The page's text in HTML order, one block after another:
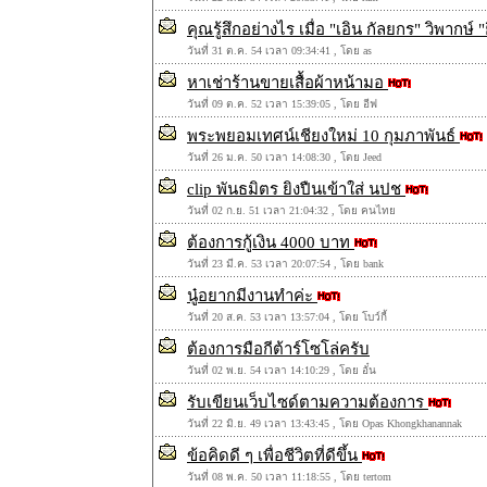
คุณรู้สึกอย่างไร เมื่อ "เอิน กัลยกร" วิพาก
วันที่ 31 ต.ค. 54 เวลา 09:34:41 , โดย as
หาเช่าร้านขายเสื้อผ้าหน้ามอ
วันที่ 09 ต.ค. 52 เวลา 15:39:05 , โดย อีฟ
พระพยอมเทศน์เชียงใหม่ 10 กุมภาพันธ์
วันที่ 26 ม.ค. 50 เวลา 14:08:30 , โดย Jeed
clip พันธมิตร ยิงปืนเข้าใส่ นปช
วันที่ 02 ก.ย. 51 เวลา 21:04:32 , โดย คนไทย
ต้องการกู้เงิน 4000 บาท
วันที่ 23 มี.ค. 53 เวลา 20:07:54 , โดย bank
นู๋อยากมีงานทำค่ะ
วันที่ 20 ส.ค. 53 เวลา 13:57:04 , โดย โบว์กี้
ต้องการมือกีต้าร์โซโล่ครับ
วันที่ 02 พ.ย. 54 เวลา 14:10:29 , โดย อั๋น
รับเขียนเว็บไซด์ตามความต้องการ
วันที่ 22 มิ.ย. 49 เวลา 13:43:45 , โดย Opas Khongkhanannak
ข้อคิดดี ๆ เพื่อชีวิตที่ดีขึ้น
วันที่ 08 พ.ค. 50 เวลา 11:18:55 , โดย tertom